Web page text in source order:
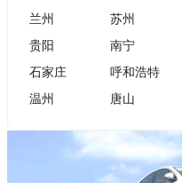
兰州
苏州
贵阳
南宁
石家庄
呼和浩特
温州
唐山